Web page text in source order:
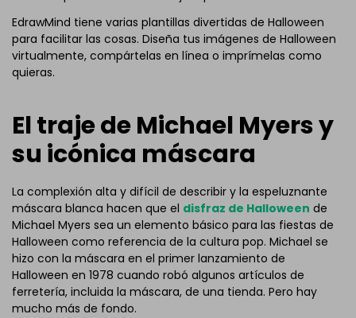
EdrawMind tiene varias plantillas divertidas de Halloween
para facilitar las cosas. Diseña tus imágenes de Halloween
virtualmente, compártelas en línea o imprímelas como
quieras.
El traje de Michael Myers y
su icónica máscara
La complexión alta y difícil de describir y la espeluznante
máscara blanca hacen que el disfraz de Halloween de
Michael Myers sea un elemento básico para las fiestas de
Halloween como referencia de la cultura pop. Michael se
hizo con la máscara en el primer lanzamiento de
Halloween en 1978 cuando robó algunos artículos de
ferretería, incluida la máscara, de una tienda. Pero hay
mucho más de fondo.